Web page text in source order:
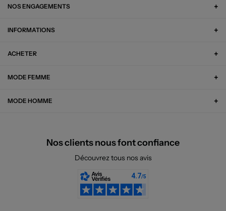
NOS ENGAGEMENTS
INFORMATIONS
ACHETER
MODE FEMME
MODE HOMME
Nos clients nous font confiance
Découvrez tous nos avis